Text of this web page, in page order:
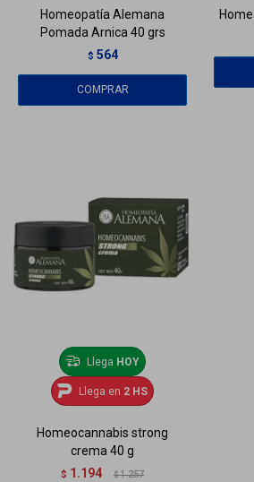
Homeopatía Alemana
Pomada Arnica 40 grs
$ 564
Llega HOY
Llega en 2 HS
Homeocannabis strong
crema 40 g
$ 1.194 $ 1.257